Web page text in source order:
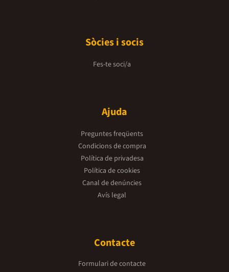
Sòcies i socis
Fes-te soci/a
Ajuda
Preguntes freqüents
Condicions de compra
Política de privadesa
Política de cookies
Canal de denúncies
Avís legal
Contacte
Formulari de contacte